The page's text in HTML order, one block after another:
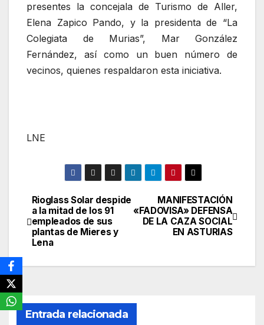
presentes la concejala de Turismo de Aller,
Elena Zapico Pando, y la presidenta de “La
Colegiata de Murias”, Mar González
Fernández, así como un buen número de
vecinos, quienes respaldaron esta iniciativa.
LNE
Navegación
de
MANIFESTACIÓN
«FADOVISA» DEFENSA
DE LA CAZA SOCIAL
EN ASTURIAS
Rioglass Solar despide
a la mitad de los 91
empleados de sus
plantas de Mieres y
Lena
Entrada relacionada